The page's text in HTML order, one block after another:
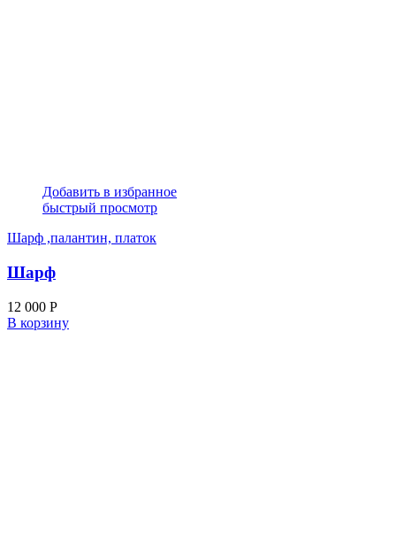
Добавить в избранное
быстрый просмотр
Шарф ,палантин, платок
Шарф
12 000 Р
В корзину